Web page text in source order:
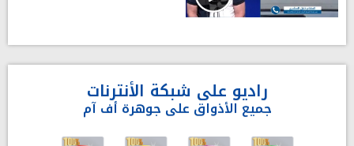
راديو على شبكة الأنترنات
جميع الأذواق على جوهرة أف آم